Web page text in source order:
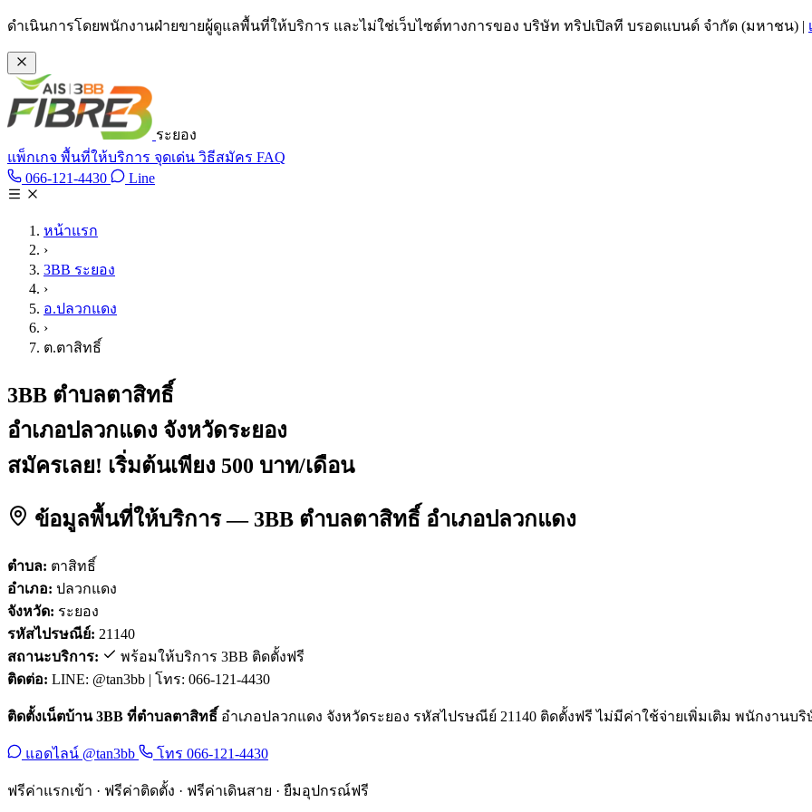
ข้ามไปเนื้อหาหลัก
ดำเนินการโดยพนักงานฝ่ายขายผู้ดูแลพื้นที่ให้บริการ และไม่ใช่เว็บไซต์ทางการของ บริษัท ทริปเปิลที บรอดแบนด์ จำกัด (มหาชน) |
ระยอง
แพ็กเกจ พื้นที่ให้บริการ จุดเด่น วิธีสมัคร FAQ
066-121-4430 โทร 066-121-4430
LineLine @tan3bb
หน้าแรก
›
3BB ระยอง
›
อ.ปลวกแดง
›
ต.ตาสิทธิ์
3BB ตำบลตาสิทธิ์
อำเภอปลวกแดง จังหวัดระยอง
สมัครเลย! เริ่มต้นเพียง 500 บาท/เดือน
ข้อมูลพื้นที่ให้บริการ — 3BB ตำบลตาสิทธิ์ อำเภอปลวกแดง
ตำบล: ตาสิทธิ์
อำเภอ: ปลวกแดง
จังหวัด: ระยอง
รหัสไปรษณีย์: 21140
สถานะบริการ:
พร้อมให้บริการ 3BB ติดตั้งฟรี
ติดต่อ: LINE: @tan3bb | โทร: 066-121-4430
ติดตั้งเน็ตบ้าน 3BB ที่ตำบลตาสิทธิ์ อำเภอปลวกแดง จังหวัดระยอง รหัสไปรษณีย์ 21140 ติดตั้งฟรี ไม่มีค่าใช้จ่ายเพิ่มเติม พนักงาน
แอดไลน์ @tan3bb โทร 066-121-4430
ฟรีค่าแรกเข้า · ฟรีค่าติดตั้ง · ฟรีค่าเดินสาย · ยืมอุปกรณ์ฟรี